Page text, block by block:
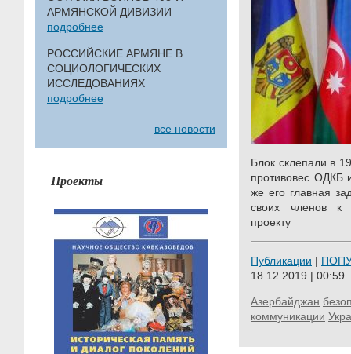
АРМЯНСКОЙ ДИВИЗИИ
подробнее
РОССИЙСКИЕ АРМЯНЕ В
СОЦИОЛОГИЧЕСКИХ
ИССЛЕДОВАНИЯХ
подробнее
все новости
Проекты
Блок склепали в
противовес ОДКБ
же его главная
своих членов к
проекту
Публикации |
18.12.2019 | 00:59
Азербайджан
коммуникации